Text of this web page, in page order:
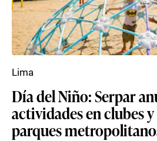
Día del Niño: Serpar
actividades en clubes
parques
Lima